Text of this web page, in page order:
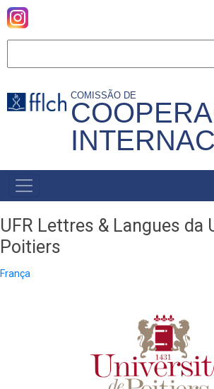
Pular
para
conteúdo
COMISSÃO DE
MENU
PRIMÁRIO
UFR Lettres & Langues da
Poitiers
França